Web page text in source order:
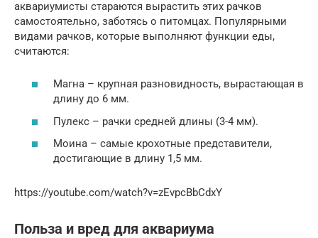
аквариумисты стараются вырастить этих рачков
самостоятельно, заботясь о питомцах. Популярными
видами рачков, которые выполняют функции еды,
считаются:
Магна – крупная разновидность, вырастающая в
длину до 6 мм.
Пулекс – рачки средней длины (3-4 мм).
Моина – самые крохотные представители,
достигающие в длину 1,5 мм.
https://youtube.com/watch?v=zEvpcBbCdxY
Польза и вред для аквариума